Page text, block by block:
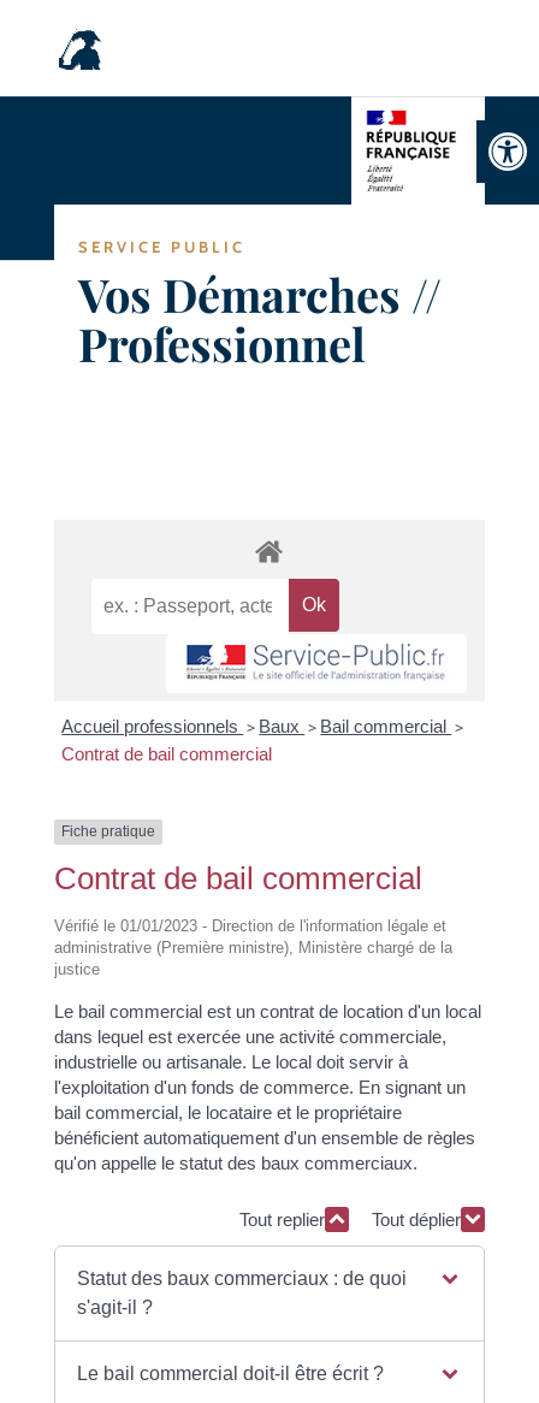
SERVICE PUBLIC
Vos Démarches //
Professionnel
Accueil professionnels > Baux > Bail commercial >
Contrat de bail commercial
Fiche pratique
Contrat de bail commercial
Vérifié le 01/01/2023 - Direction de l'information légale et
administrative (Première ministre), Ministère chargé de la
justice
Le bail commercial est un contrat de location d'un local
dans lequel est exercée une activité commerciale,
industrielle ou artisanale. Le local doit servir à
l'exploitation d'un fonds de commerce. En signant un
bail commercial, le locataire et le propriétaire
bénéficient automatiquement d'un ensemble de règles
qu'on appelle le statut des baux commerciaux.
Tout replier Tout déplier
Statut des baux commerciaux : de quoi
s'agit-il ?
Le bail commercial doit-il être écrit ?
Ouvrir